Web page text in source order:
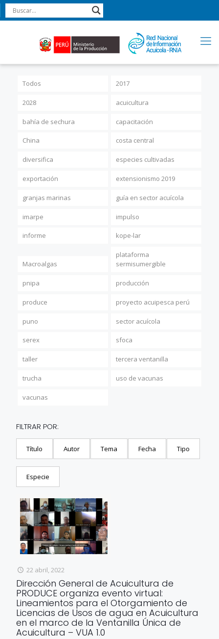
Todos 2017
2028 acuicultura
bahía de sechura capacitación
China costa central
diversifica especies cultivadas
exportación extensionismo 2019
granjas marinas guía en sector acuícola
imarpe impulso
informe kope-lar
Macroalgas
plataforma
sermisumergible
pnipa producción
produce proyecto acuipesca perú
puno sector acuícola
serex sfoca
taller tercera ventanilla
trucha uso de vacunas
vacunas
FILTRAR POR:
Título Autor Tema Fecha Tipo
Especie
22 abril, 2022
Dirección General de Acuicultura de
PRODUCE organiza evento virtual:
Lineamientos para el Otorgamiento de
Licencias de Usos de agua en Acuicultura
en el marco de la Ventanilla Única de
Acuicultura – VUA 1.0